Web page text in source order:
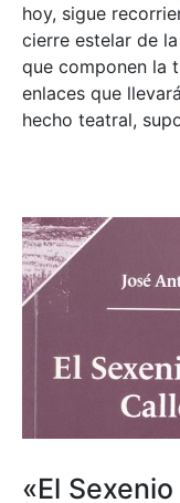
hoy, sigue
cierre estelar de
que componen la
enlaces que
hecho teatral,
«El